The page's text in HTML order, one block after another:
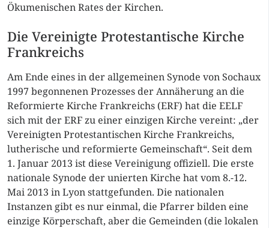
Ökumenischen Rates der Kirchen.
Die Vereinigte Protestantische Kirche
Frankreichs
Am Ende eines in der allgemeinen Synode von Sochaux
1997 begonnenen Prozesses der Annäherung an die
Reformierte Kirche Frankreichs (ERF) hat die EELF
sich mit der ERF zu einer einzigen Kirche vereint: „der
Vereinigten Protestantischen Kirche Frankreichs,
lutherische und reformierte Gemeinschaft“. Seit dem
1. Januar 2013 ist diese Vereinigung offiziell. Die erste
nationale Synode der unierten Kirche hat vom 8.-12.
Mai 2013 in Lyon stattgefunden. Die nationalen
Instanzen gibt es nur einmal, die Pfarrer bilden eine
einzige Körperschaft, aber die Gemeinden (die lokalen